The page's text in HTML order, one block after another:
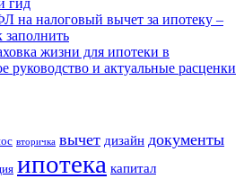
гид
на налоговый вычет за ипотеку –
заполнить
жизни для ипотеки в
руководство и актуальные расценки
вторичка вычет дизайн документы
ипотека капитал